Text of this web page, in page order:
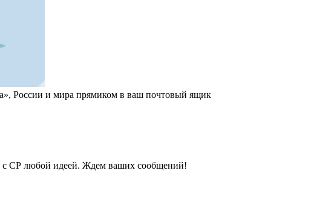
России и мира прямиком в ваш почтовый ящик
с СР любой идеей. Ждем ваших сообщений!